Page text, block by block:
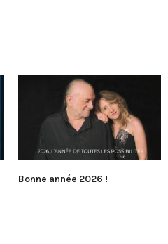
Bonne année 2026 !